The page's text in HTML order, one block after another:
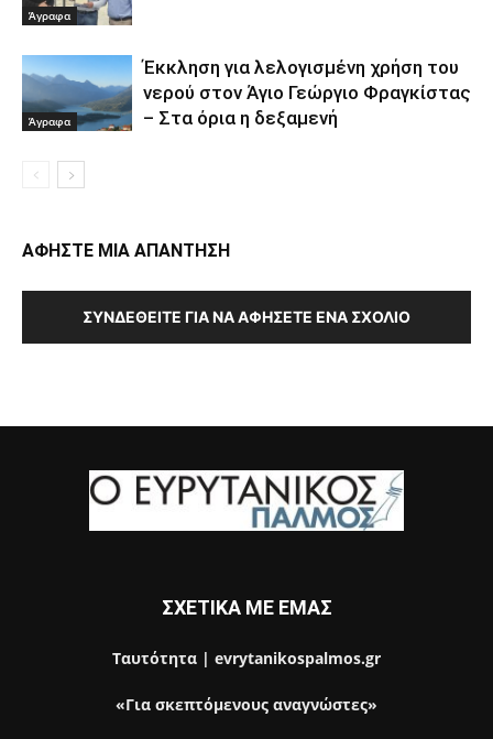
Άγραφα
Άγραφα
Έκκληση για λελογισμένη χρήση του
νερού στον Άγιο Γεώργιο Φραγκίστας
– Στα όρια η δεξαμενή
ΑΦΗΣΤΕ ΜΙΑ ΑΠΑΝΤΗΣΗ
ΣΥΝΔΕΘΕΊΤΕ ΓΙΑ ΝΑ ΑΦΉΣΕΤΕ ΈΝΑ ΣΧΌΛΙΟ
ΣΧΕΤΙΚΑ ΜΕ ΕΜΑΣ
Ταυτότητα | evrytanikospalmos.gr
«Για σκεπτόμενους αναγνώστες»